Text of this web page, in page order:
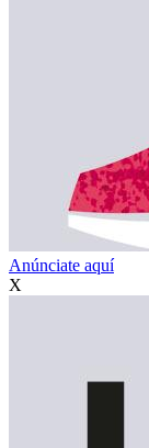
Anúnciate aquí
X